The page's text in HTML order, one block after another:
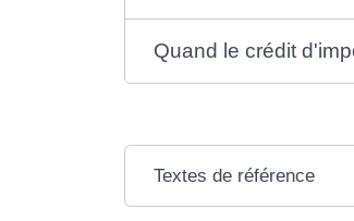
Quand le crédit
Textes de référence